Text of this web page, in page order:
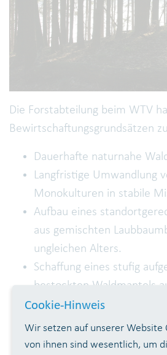
Die Forstabteilung beim WTV
Bewirtschaftungsgrundsätzen
Dauerhafte naturnahe
Langfristige Umwandlung
Monokulturen in stabile
Aufbau eines
aus gemischten
ungleichen Alters.
Schaffung eines stufig
bestockten Waldmantels
standortgerechten
Schlehe, Pfaffenhütchen
mit Baumarten 2. Ordnung
Cookie-Hinweis
Wir setzen auf unserer Website
von ihnen sind wesentlich, um